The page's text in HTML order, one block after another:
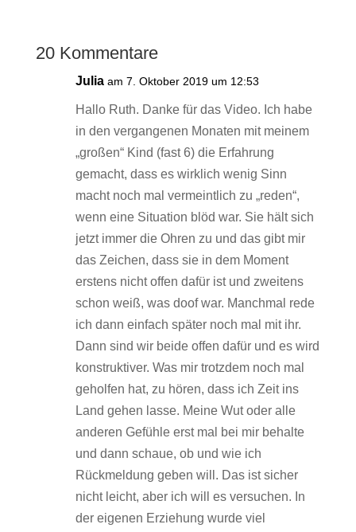
20 Kommentare
Julia am 7. Oktober 2019 um 12:53
Hallo Ruth. Danke für das Video. Ich habe
in den vergangenen Monaten mit meinem
„großen“ Kind (fast 6) die Erfahrung
gemacht, dass es wirklich wenig Sinn
macht noch mal vermeintlich zu „reden“,
wenn eine Situation blöd war. Sie hält sich
jetzt immer die Ohren zu und das gibt mir
das Zeichen, dass sie in dem Moment
erstens nicht offen dafür ist und zweitens
schon weiß, was doof war. Manchmal rede
ich dann einfach später noch mal mit ihr.
Dann sind wir beide offen dafür und es wird
konstruktiver. Was mir trotzdem noch mal
geholfen hat, zu hören, dass ich Zeit ins
Land gehen lasse. Meine Wut oder alle
anderen Gefühle erst mal bei mir behalte
und dann schaue, ob und wie ich
Rückmeldung geben will. Das ist sicher
nicht leicht, aber ich will es versuchen. In
der eigenen Erziehung wurde viel